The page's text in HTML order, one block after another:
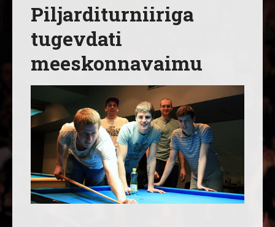
Piljarditurniiriga
tugevdati
meeskonnavaimu